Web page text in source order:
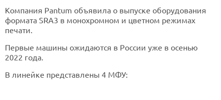
Компания Pantum объявила о выпуске оборудования
формата SRA3 в монохромном и цветном режимах
печати.
Первые машины ожидаются в России уже в осенью
2022 года.
В линейке представлены 4 МФУ: